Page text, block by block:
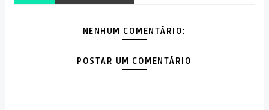
NENHUM COMENTÁRIO:
POSTAR UM COMENTÁRIO